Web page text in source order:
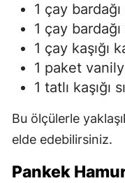
1 çay
1 çay
1 çay kaşığı
1 paket
1 tatlı kaşığı
Bu ölçülerle
elde edebilirsiniz.
Pankek